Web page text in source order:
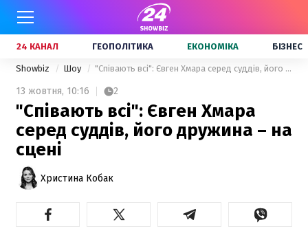
24 КАНАЛ ГЕОПОЛІТИКА ЕКОНОМІКА БІЗНЕС
Showbiz Шоу "Співають всі": Євген Хмара серед суддів, його дружина – на сцені
13 жовтня, 10:16 2
"Співають всі": Євген Хмара
серед суддів, його дружина – на
сцені
Христина Кобак